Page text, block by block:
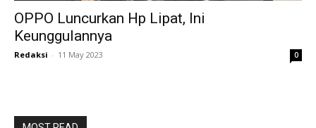
OPPO Luncurkan Hp Lipat, Ini
Keunggulannya
Redaksi - 11 May 2023 0